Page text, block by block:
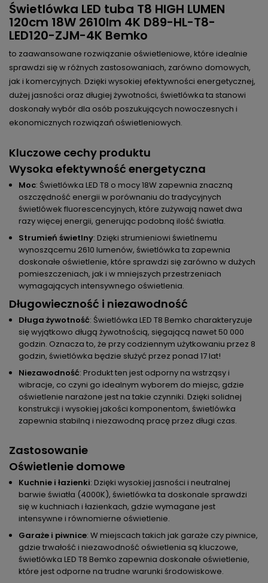
Świetlówka LED tuba T8 HIGH LUMEN
120cm 18W 2610lm 4K D89-HL-T8-
LED120-ZJM-4K Bemko
to zaawansowane rozwiązanie oświetleniowe, które idealnie
sprawdzi się w różnych zastosowaniach, zarówno domowych,
jak i komercyjnych. Dzięki wysokiej efektywności energetycznej,
dużej jasności oraz długiej żywotności, świetlówka ta stanowi
doskonały wybór dla osób poszukujących nowoczesnych i
ekonomicznych rozwiązań oświetleniowych.
Kluczowe cechy produktu
Wysoka efektywność energetyczna
Moc: Świetlówka LED T8 o mocy 18W zapewnia znaczną
oszczędność energii w porównaniu do tradycyjnych
świetlówek fluorescencyjnych, które zużywają nawet dwa
razy więcej energii, generując podobną ilość światła.
Strumień świetlny: Dzięki strumieniowi świetlnemu
wynoszącemu 2610 lumenów, świetlówka ta zapewnia
doskonałe oświetlenie, które sprawdzi się zarówno w dużych
pomieszczeniach, jak i w mniejszych przestrzeniach
wymagających intensywnego oświetlenia.
Długowieczność i niezawodność
Długa żywotność: Świetlówka LED T8 Bemko charakteryzuje
się wyjątkowo długą żywotnością, sięgającą nawet 50 000
godzin. Oznacza to, że przy codziennym użytkowaniu przez 8
godzin, świetlówka będzie służyć przez ponad 17 lat!
Niezawodność: Produkt ten jest odporny na wstrząsy i
wibracje, co czyni go idealnym wyborem do miejsc, gdzie
oświetlenie narażone jest na takie czynniki. Dzięki solidnej
konstrukcji i wysokiej jakości komponentom, świetlówka
zapewnia stabilną i niezawodną pracę przez długi czas.
Zastosowanie
Oświetlenie domowe
Kuchnie i łazienki: Dzięki wysokiej jasności i neutralnej
barwie światła (4000K), świetlówka ta doskonale sprawdzi
się w kuchniach i łazienkach, gdzie wymagane jest
intensywne i równomierne oświetlenie.
Garaże i piwnice: W miejscach takich jak garaże czy piwnice,
gdzie trwałość i niezawodność oświetlenia są kluczowe,
świetlówka LED T8 Bemko zapewnia doskonałe oświetlenie,
które jest odporne na trudne warunki środowiskowe.